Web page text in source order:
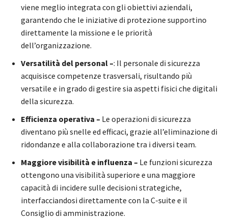
viene meglio integrata con gli obiettivi aziendali,
garantendo che le iniziative di protezione supportino
direttamente la missione e le priorità
dell’organizzazione.
Versatilità del personal –: Il personale di sicurezza
acquisisce competenze trasversali, risultando più
versatile e in grado di gestire sia aspetti fisici che digitali
della sicurezza.
Efficienza operativa – Le operazioni di sicurezza
diventano più snelle ed efficaci, grazie all’eliminazione di
ridondanze e alla collaborazione tra i diversi team.
Maggiore visibilità e influenza – Le funzioni sicurezza
ottengono una visibilità superiore e una maggiore
capacità di incidere sulle decisioni strategiche,
interfacciandosi direttamente con la C-suite e il
Consiglio di amministrazione.